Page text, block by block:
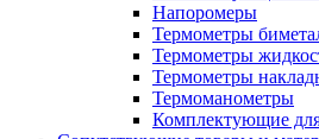
Напоромеры
Термометры
Термометры
Термометры
Термоманометры
Комплектующие